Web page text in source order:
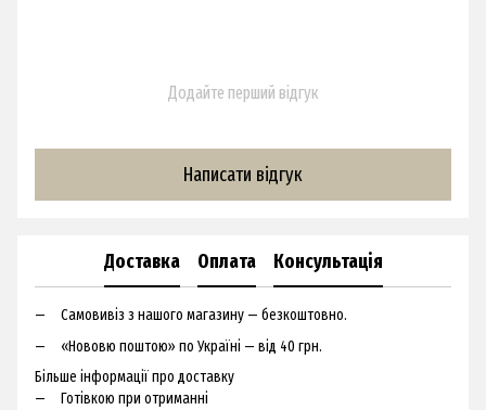
Додайте перший відгук
Написати відгук
Доставка Оплата Консультація
Самовивіз з нашого магазину — безкоштовно.
«Нововю поштою» по Україні — від 40 грн.
Більше інформації про доставку
Готівкою при отриманні